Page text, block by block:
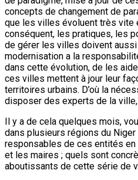
concepts de changement de
que les villes évoluent très vite
conséquent, les pratiques, les
de gérer les villes doivent aussi
modernisation a la
dans cette évolution, de les
ces villes mettent à jour leur
territoires urbains. D’où la
disposer des experts de la
Il y a de cela quelques mois,
dans plusieurs régions du
responsables de ces entités en
et les maires ; quels sont
aboutissants de cette série de